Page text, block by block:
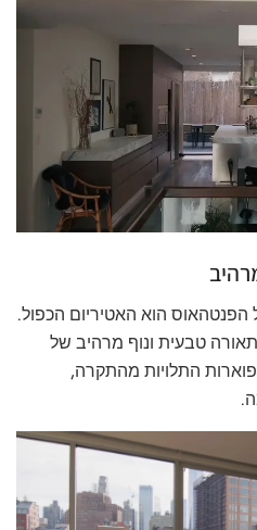
הוא האטיריום הכפול.
טבעית ונוף מרהיב של
התלויות מהתקרה,